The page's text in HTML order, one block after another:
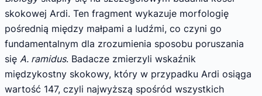
skokowej Ardi. Ten fragment wykazuje morfologię
pośrednią między małpami a ludźmi, co czyni go
fundamentalnym dla zrozumienia sposobu poruszania
się A. ramidus. Badacze zmierzyli wskaźnik
międzykostny skokowy, który w przypadku Ardi osiąga
wartość 147, czyli najwyższą spośród wszystkich